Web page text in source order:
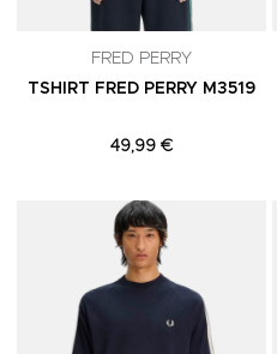
FRED PERRY
TSHIRT FRED PERRY M3519
49,99 €